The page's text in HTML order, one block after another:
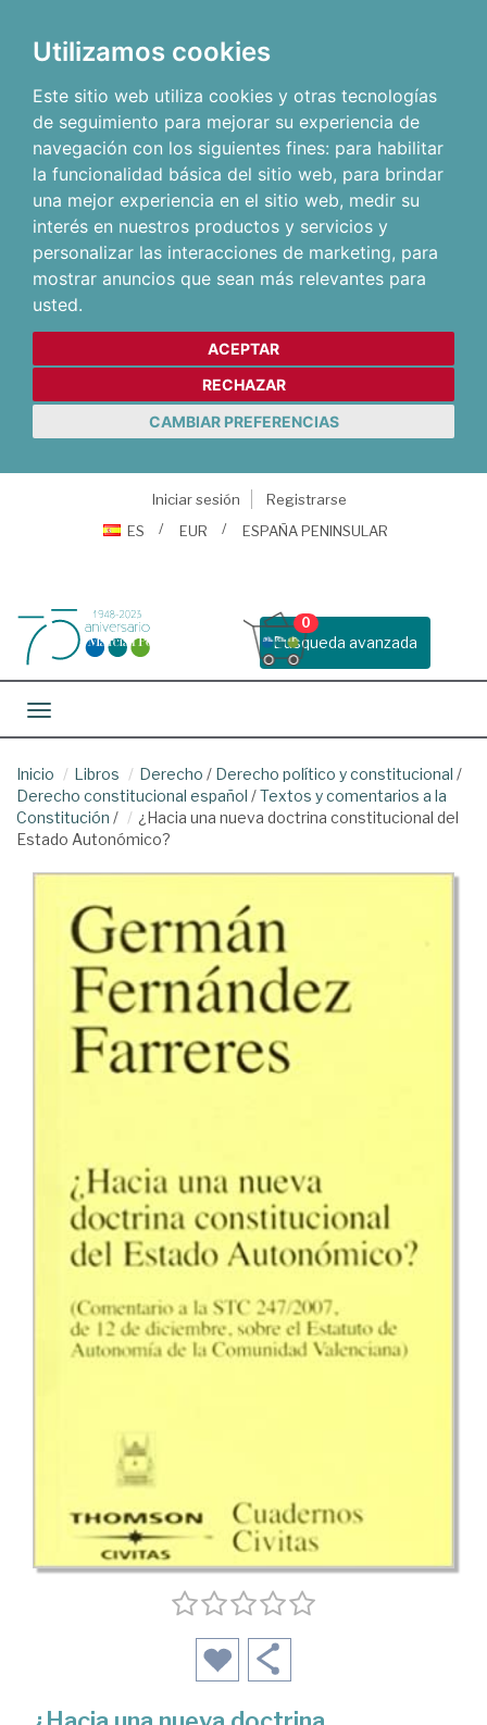
Utilizamos cookies
Este sitio web utiliza cookies y otras tecnologías
de seguimiento para mejorar su experiencia de
navegación con los siguientes fines: para habilitar
la funcionalidad básica del sitio web, para brindar
una mejor experiencia en el sitio web, medir su
interés en nuestros productos y servicios y
personalizar las interacciones de marketing, para
mostrar anuncios que sean más relevantes para
usted.
ACEPTAR
RECHAZAR
CAMBIAR PREFERENCIAS
Iniciar sesión
Registrarse
ES
EUR ESPAÑA PENINSULAR
Busqueda avanzada
0
Toggle navigation
Inicio Libros Derecho / Derecho político y constitucional /
Derecho constitucional español /Textos y comentarios a la
Constitución /
¿Hacia una nueva doctrina constitucional del
Estado Autonómico?